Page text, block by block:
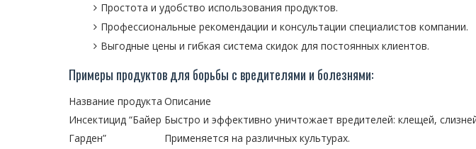
Простота и удобство использования продуктов.
Профессиональные рекомендации и консультации специалистов компании.
Выгодные цены и гибкая система скидок для постоянных клиентов.
Примеры продуктов для борьбы с вредителями и болезнями:
Название продукта Описание
Инсектицид “Байер
Гарден”
Быстро и эффективно уничтожает вредителей: клещей,
Применяется на различных культурах.